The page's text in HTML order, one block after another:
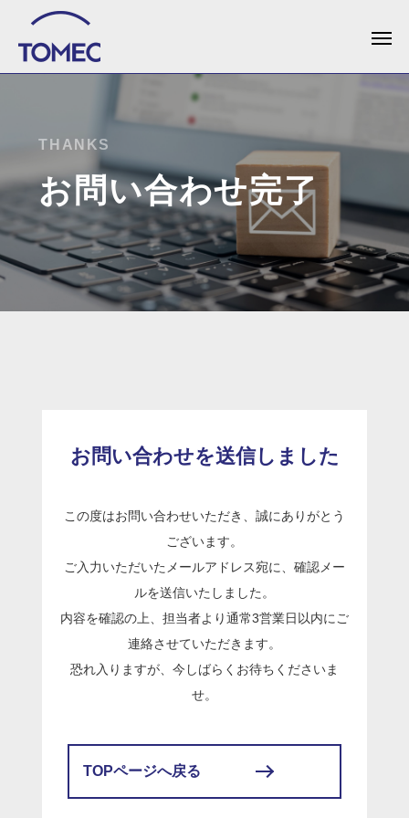
お問い合わせ完了
THANKS
お問い合わせを送信しました
この度はお問い合わせいただき、誠にありがとう
ございます。
ご入力いただいたメールアドレス宛に、確認メー
ルを送信いたしました。
内容を確認の上、担当者より通常3営業日以内にご
連絡させていただきます。
恐れ入りますが、今しばらくお待ちくださいま
せ。
TOPページへ戻る